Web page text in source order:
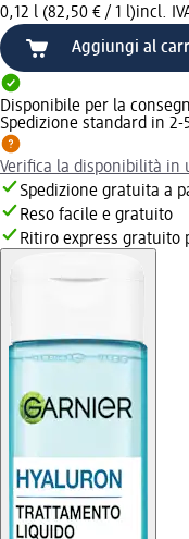
0,12 l (82,50 € / 1 l)incl.
Aggiungi al
Disponibile per la
Spedizione standard in
Verifica la disponibilità in
Spedizione gratuita a
Reso facile e gratuito
Ritiro express